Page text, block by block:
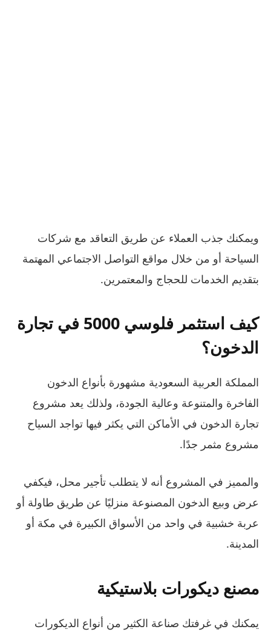
ويمكنك جذب العملاء عن طريق التعاقد مع شركات
السياحة أو من خلال مواقع التواصل الاجتماعي المهتمة
بتقديم الخدمات للحجاج والمعتمرين.
كيف استثمر فلوسي 5000 في تجارة
الدخون؟
المملكة العربية السعودية مشهورة بأنواع الدخون
الفاخرة والمتنوعة وعالية الجودة، ولذلك يعد مشروع
تجارة الدخون في الأماكن التي يكثر فيها تواجد السياح
مشروع مثمر جدًا.
والمميز في المشروع أنه لا يتطلب تأجير محل، فيكفي
عرض وبيع الدخون المصنوعة منزليًا عن طريق طاولة أو
عربة خشبية في واحد من الأسواق الكبيرة في مكة أو
المدينة.
مصنع ديكورات بلاستيكية
يمكنك في غرفتك صناعة الكثير من أنواع الديكورات